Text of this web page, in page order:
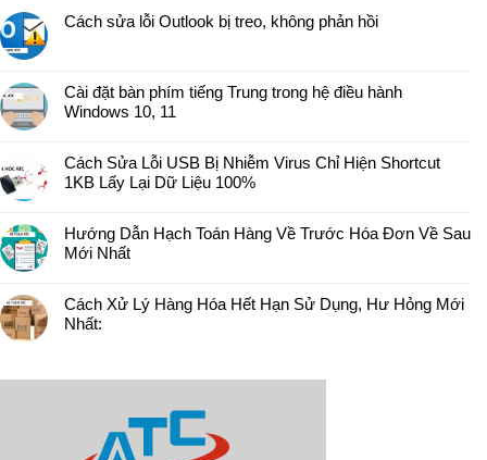
Cách sửa lỗi Outlook bị treo, không phản hồi
Cài đặt bàn phím tiếng Trung trong hệ điều hành
Windows 10, 11
Cách Sửa Lỗi USB Bị Nhiễm Virus Chỉ Hiện Shortcut
1KB Lấy Lại Dữ Liệu 100%
Hướng Dẫn Hạch Toán Hàng Về Trước Hóa Đơn Về Sau
Mới Nhất
Cách Xử Lý Hàng Hóa Hết Hạn Sử Dụng, Hư Hỏng Mới
Nhất: